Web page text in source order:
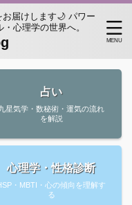
届けします🌙 パワー
心理学の世界へ。
占い
星気学・数秘術・運気の流れ
を解説
心理学・性格診断
・MBTI・心の傾向を理解す
る